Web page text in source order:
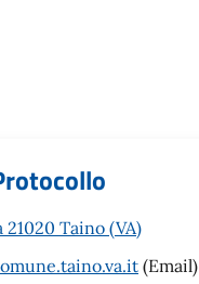
21020 Taino (VA)
(Email)